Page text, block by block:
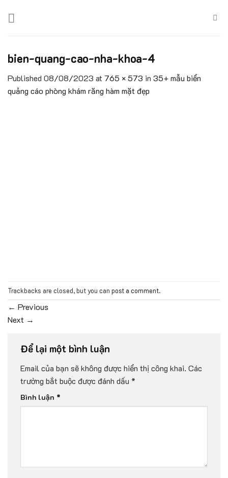
bien-quang-cao-nha-khoa-4
Published 08/08/2023 at765 × 573 in 35+ mẫu biển
quảng cáo phòng khám răng hàm mặt đẹp
Trackbacks are closed, but you can post a comment.
← Previous
Next →
Để lại một bình luận
Email của bạn sẽ không được hiển thị công khai. Các
trường bắt buộc được đánh dấu *
Bình luận *